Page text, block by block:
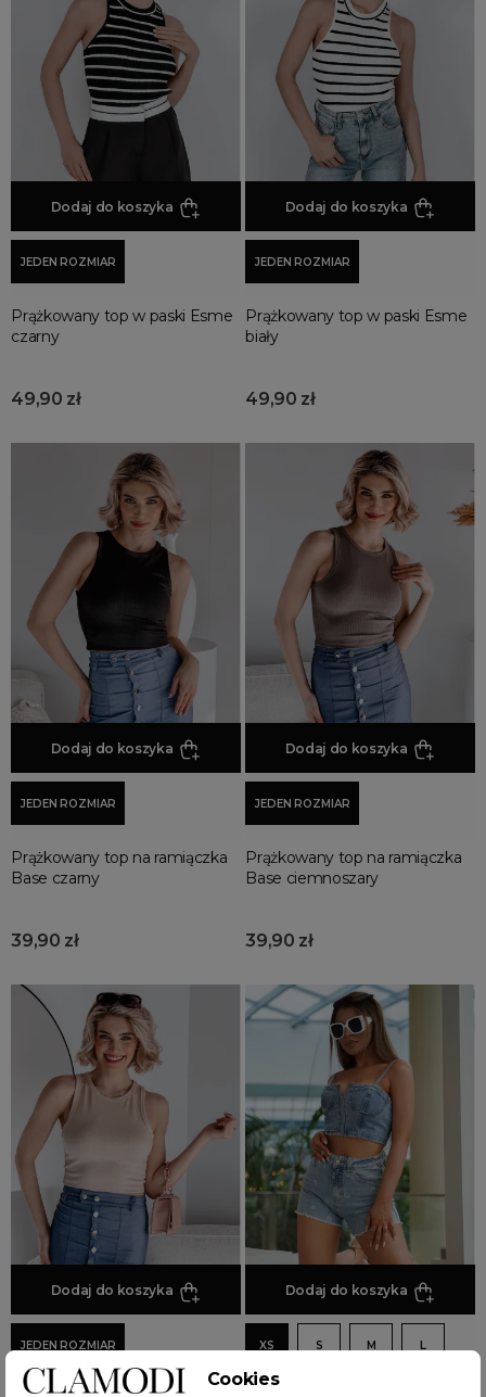
Dodaj do koszyka
JEDEN ROZMIAR
Prążkowany top w paski Esme
czarny
49,90 zł
Dodaj do koszyka
JEDEN ROZMIAR
Prążkowany top w paski Esme
biały
49,90 zł
Dodaj do koszyka
JEDEN ROZMIAR
Prążkowany top na ramiączka
Base czarny
39,90 zł
Dodaj do koszyka
JEDEN ROZMIAR
Prążkowany top na ramiączka
Base ciemnoszary
39,90 zł
Dodaj do koszyka
JEDEN ROZMIAR
Dodaj do koszyka
XS S M L
Cookies